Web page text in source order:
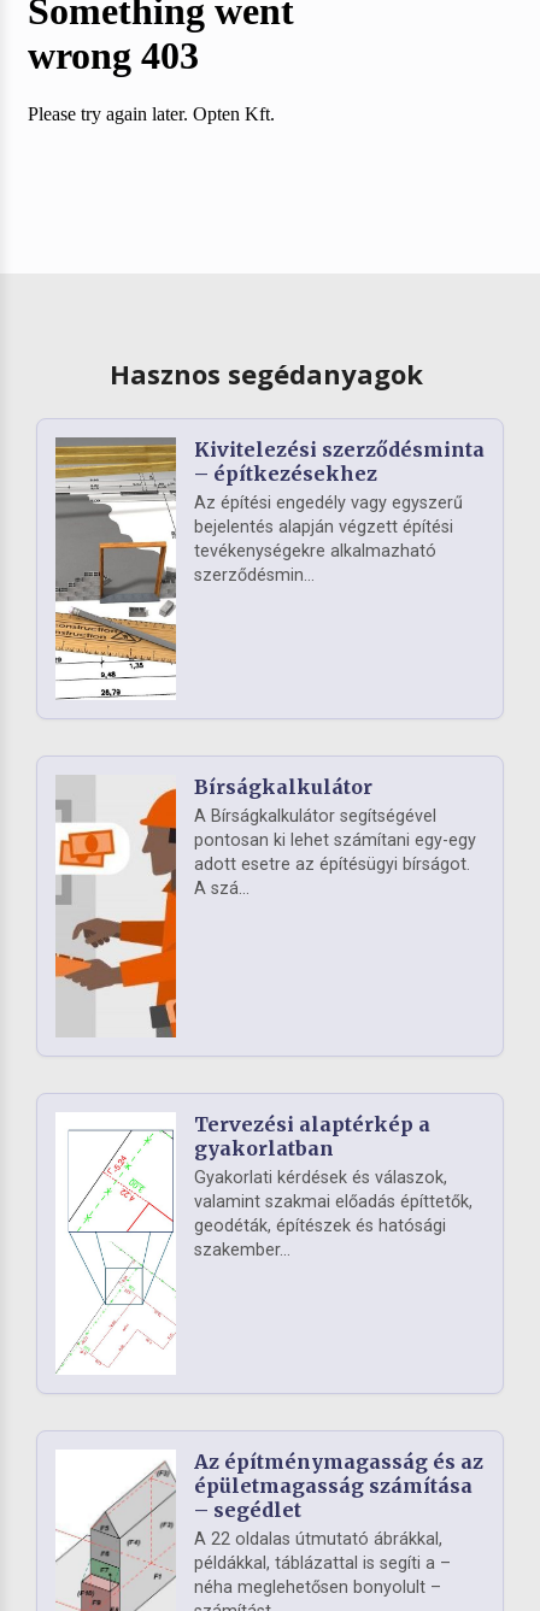
Hasznos segédanyagok
Kivitelezési szerződésminta
– építkezésekhez
Az építési engedély vagy egyszerű
bejelentés alapján végzett építési
tevékenységekre alkalmazható
szerződésmin...
Bírságkalkulátor
A Bírságkalkulátor segítségével
pontosan ki lehet számítani egy-egy
adott esetre az építésügyi bírságot.
A szá...
Tervezési alaptérkép a
gyakorlatban
Gyakorlati kérdések és válaszok,
valamint szakmai előadás építtetők,
geodéták, építészek és hatósági
szakember...
Az építménymagasság és az
épületmagasság számítása
– segédlet
A 22 oldalas útmutató ábrákkal,
példákkal, táblázattal is segíti a –
néha meglehetősen bonyolult –